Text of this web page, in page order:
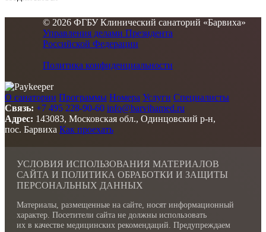
© 2026 ФГБУ Клинический санаторий «Барвиха»
Управления делами Президента
Российской Федерации
Политика конфиденциальности
О санатории Программы Номера Услуги Специалисты
Связь: +7 495 228-90-60 info@barvihamed.ru
Адрес: 143083, Московская обл., Одинцовский р-н,
пос. Барвиха Как проехать
УСЛОВИЯ ИСПОЛЬЗОВАНИЯ МАТЕРИАЛОВ
САЙТА И ПОЛИТИКА ОБРАБОТКИ И ЗАЩИТЫ
ПЕРСОНАЛЬНЫХ ДАННЫХ
Материалы, размещенные на сайте, носят информационный
характер. Посетители сайта не должны использовать
их в качестве медицинских рекомендаций. Предупреждаем